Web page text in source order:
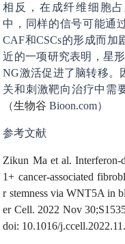
相反，在成纤维细胞
中，同样的信号可能通
CAF和CSCs的形成而加
近的一项研究表明，星
NG激活促进了脑转移。
关和刺激靶向治疗中需
（生物谷 Bioon.com）
参考文献
Zikun Ma et al. Interferon-
1+ cancer-associated
r stemness via WNT5A in
er Cell. 2022 Nov
doi: 10.1016/